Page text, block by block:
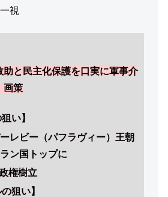
視
助と民主化保護を口実に軍事介
画策
い】
レビー（パフラヴィー）王朝
ン国トップに
権樹立
の狙い】